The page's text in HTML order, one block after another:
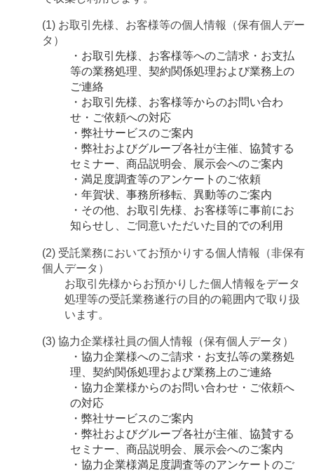
(1) お取引先様、お客様等の個人情報（保有個人デー
タ）
・お取引先様、お客様等へのご請求・お支払
等の業務処理、契約関係処理および業務上の
ご連絡
・お取引先様、お客様等からのお問い合わ
せ・ご依頼への対応
・弊社サービスのご案内
・弊社およびグループ各社が主催、協賛する
セミナー、商品説明会、展示会へのご案内
・満足度調査等のアンケートのご依頼
・年賀状、事務所移転、異動等のご案内
・その他、お取引先様、お客様等に事前にお
知らせし、ご同意いただいた目的での利用
(2) 受託業務においてお預かりする個人情報（非保有
個人データ）
お取引先様からお預かりした個人情報をデータ
処理等の受託業務遂行の目的の範囲内で取り扱
います。
(3) 協力企業様社員の個人情報（保有個人データ）
・協力企業様へのご請求・お支払等の業務処
理、契約関係処理および業務上のご連絡
・協力企業様からのお問い合わせ・ご依頼へ
の対応
・弊社サービスのご案内
・弊社およびグループ各社が主催、協賛する
セミナー、商品説明会、展示会へのご案内
・協力企業様満足度調査等のアンケートのご